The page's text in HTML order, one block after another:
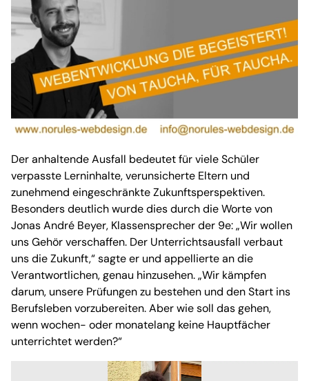
Der anhaltende Ausfall bedeutet für viele Schüler
verpasste Lerninhalte, verunsicherte Eltern und
zunehmend eingeschränkte Zukunftsperspektiven.
Besonders deutlich wurde dies durch die Worte von
Jonas André Beyer, Klassensprecher der 9e: „Wir wollen
uns Gehör verschaffen. Der Unterrichtsausfall verbaut
uns die Zukunft,“ sagte er und appellierte an die
Verantwortlichen, genau hinzusehen. „Wir kämpfen
darum, unsere Prüfungen zu bestehen und den Start ins
Berufsleben vorzubereiten. Aber wie soll das gehen,
wenn wochen- oder monatelang keine Hauptfächer
unterrichtet werden?“